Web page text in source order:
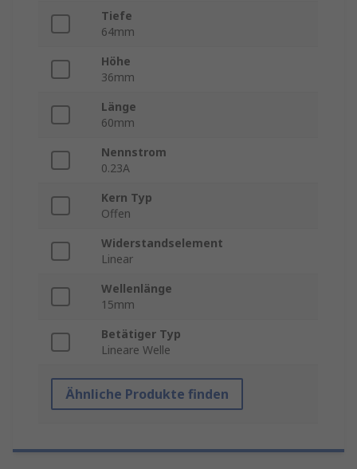
Tiefe
64mm
Höhe
36mm
Länge
60mm
Nennstrom
0.23A
Kern Typ
Offen
Widerstandselement
Linear
Wellenlänge
15mm
Betätiger Typ
Lineare Welle
Ähnliche Produkte finden